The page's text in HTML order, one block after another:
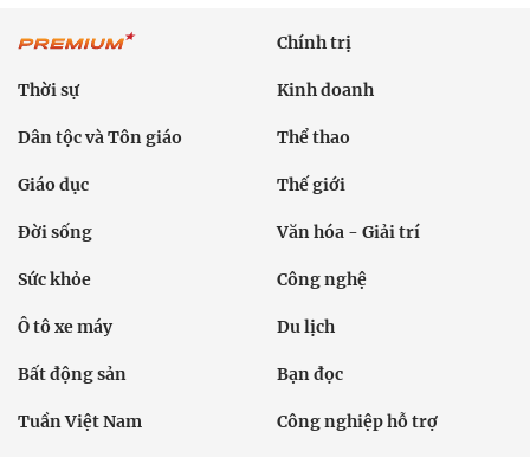
Chính trị
Thời sự Kinh doanh
Dân tộc và Tôn giáo Thể thao
Giáo dục Thế giới
Đời sống Văn hóa - Giải trí
Sức khỏe Công nghệ
Ô tô xe máy Du lịch
Bất động sản Bạn đọc
Tuần Việt Nam Công nghiệp hỗ trợ